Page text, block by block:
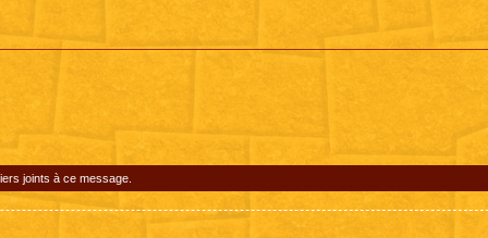
joints à ce message.